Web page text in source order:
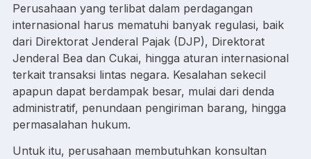
Perusahaan yang terlibat dalam perdagangan
internasional harus mematuhi banyak regulasi, baik
dari Direktorat Jenderal Pajak (DJP), Direktorat
Jenderal Bea dan Cukai, hingga aturan internasional
terkait transaksi lintas negara. Kesalahan sekecil
apapun dapat berdampak besar, mulai dari denda
administratif, penundaan pengiriman barang, hingga
permasalahan hukum.
Untuk itu, perusahaan membutuhkan konsultan